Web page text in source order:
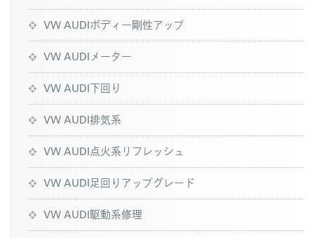
VW AUDIボディー剛性アップ
VW AUDIメーター
VW AUDI下回り
VW AUDI排気系
VW AUDI点火系リフレッシュ
VW AUDI足回りアップグレード
VW AUDI駆動系修理